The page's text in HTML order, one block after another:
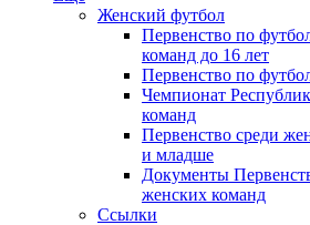
Женский футбол
Первенство по
команд до 16 лет
Первенство по
Чемпионат
команд
Первенство среди
и младше
Документы
женских команд
Ссылки